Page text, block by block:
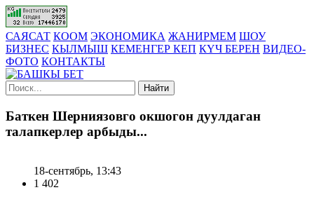
САЯСАТ КООМ ЭКОНОМИКА ЖАНИРМЕМ ШОУ
БИЗНЕС КЫЛМЫШ КЕМЕНГЕР КЕП КҮЧ БЕРЕН ВИДЕО-
ФОТО КОНТАКТЫ
Найти
Баткен Шерниязовго окшогон дуулдаган
талапкерлер арбыды...
18-сентябрь, 13:43
1 402